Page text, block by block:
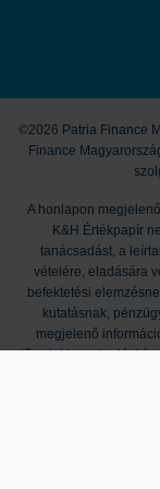
©2026 Patria Finance
Finance
A honlapon
K&H Értékpapír
tanácsadást, a
vételére, eladására
befektetési
kutatásnak,
megjelenő
tőzsdei kereskedési